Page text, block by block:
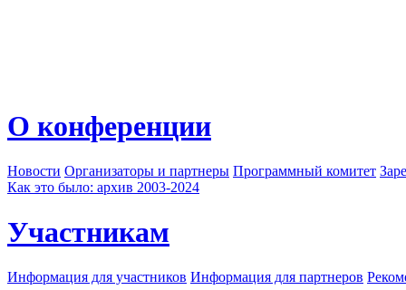
О конференции
Новости Организаторы и партнеры Программный комитет
Как это было: архив 2003-2024
Участникам
Информация для участников Информация для партнеров